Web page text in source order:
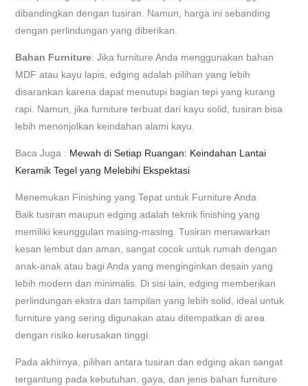
dibandingkan dengan tusiran. Namun, harga ini sebanding
dengan perlindungan yang diberikan.
Bahan Furniture: Jika furniture Anda menggunakan bahan
MDF atau kayu lapis, edging adalah pilihan yang lebih
disarankan karena dapat menutupi bagian tepi yang kurang
rapi. Namun, jika furniture terbuat dari kayu solid, tusiran bisa
lebih menonjolkan keindahan alami kayu.
Baca Juga : Mewah di Setiap Ruangan: Keindahan Lantai
Keramik Tegel yang Melebihi Ekspektasi
Menemukan Finishing yang Tepat untuk Furniture Anda
Baik tusiran maupun edging adalah teknik finishing yang
memiliki keunggulan masing-masing. Tusiran menawarkan
kesan lembut dan aman, sangat cocok untuk rumah dengan
anak-anak atau bagi Anda yang menginginkan desain yang
lebih modern dan minimalis. Di sisi lain, edging memberikan
perlindungan ekstra dan tampilan yang lebih solid, ideal untuk
furniture yang sering digunakan atau ditempatkan di area
dengan risiko kerusakan tinggi.
Pada akhirnya, pilihan antara tusiran dan edging akan sangat
tergantung pada kebutuhan, gaya, dan jenis bahan furniture